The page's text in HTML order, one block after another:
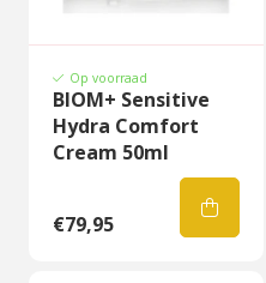
Op voorraad
BIOM+ Sensitive
Hydra Comfort
Cream 50ml
€79,95